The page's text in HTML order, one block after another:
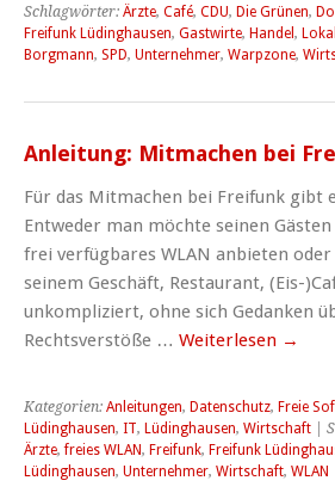
Schlagwörter: Ärzte, Café, CDU, Die Grünen,
Freifunk Lüdinghausen, Gastwirte, Handel ,
Borgmann, SPD, Unternehmer, Warpzone,
Anleitung: Mitmachen bei
Für das Mitmachen bei Freifunk gibt
Entweder man möchte seinen
frei verfügbares WLAN anbieten
seinem Geschäft, Restaurant, (Eis-
unkompliziert, ohne sich Gedanken
Rechtsverstöße … Weiterlesen →
Kategorien: Anleitungen, Datenschutz, Freie
Lüdinghausen, IT, Lüdinghausen, Wirtschaft |
Ärzte,freies WLAN, Freifunk, Freifunk
Lüdinghausen, Unternehmer, Wirtschaft, WLAN